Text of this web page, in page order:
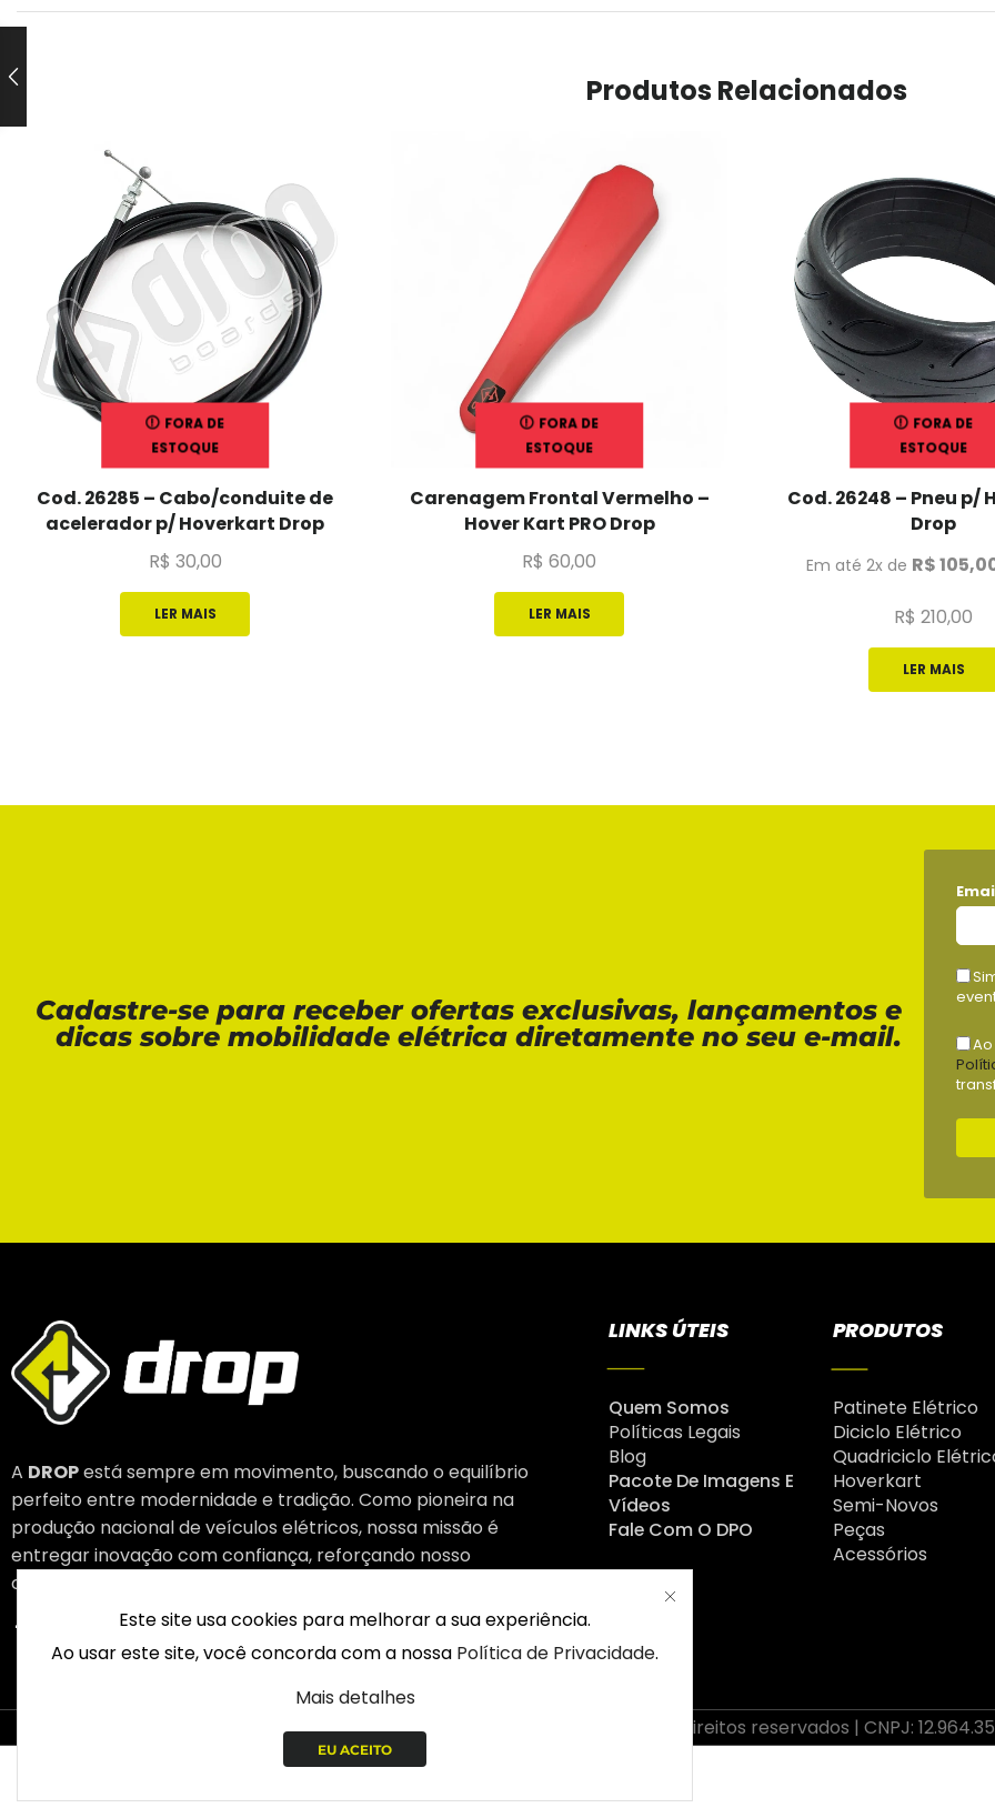
Produtos Relacionados
FORA DE
ESTOQUE
Cod. 26285 – Cabo/conduite de
acelerador p/ Hoverkart Drop
R$ 30,00
LER MAIS
FORA DE
ESTOQUE
Carenagem Frontal Vermelho –
Hover Kart PRO Drop
R$ 60,00
LER MAIS
FORA DE
ESTOQUE
Cod. 26248 – Pneu p/
Drop
Em até 2x de R$
R$ 210,00
LER MAIS
Cadastre-se para receber ofertas exclusivas, lançamentos e
dicas sobre mobilidade elétrica diretamente no seu e-mail.
A DROPestá sempre em movimento, buscando o equilíbrio
perfeito entre modernidade e tradição. Como pioneira na
produção nacional de veículos elétricos, nossa missão é
entregar inovação com confiança, reforçando nosso
compromisso como líderes em mobilidade elétrica.
LINKS ÚTEIS
Quem Somos
Políticas Legais
Blog
Pacote De Imagens E
Vídeos
Fale Com O DPO
PRODUTOS
Patinete Elétrico
Diciclo Elétrico
Quadriciclo
Hoverkart
Semi-Novos
Peças
Acessórios
© 2003 – 2026 Drop | Todos os direitos reservados | CNPJ:
Este site usa cookies para melhorar a sua experiência.
Ao usar este site, você concorda com a nossa Política de Privacidade.
Mais detalhes
EU ACEITO